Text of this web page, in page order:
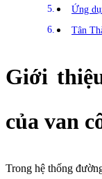
Ứng
Tân
Giới
của van
Trong hệ thống